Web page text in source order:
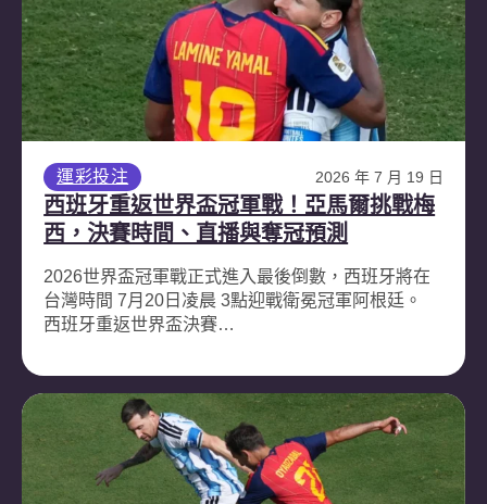
運彩投注 2026 年 7 月 19 日
西班牙重返世界盃冠軍戰！亞馬爾挑戰梅
西，決賽時間、直播與奪冠預測
2026世界盃冠軍戰正式進入最後倒數，西班牙將在
台灣時間 7月20日凌晨 3點迎戰衛冕冠軍阿根廷。
西班牙重返世界盃決賽…